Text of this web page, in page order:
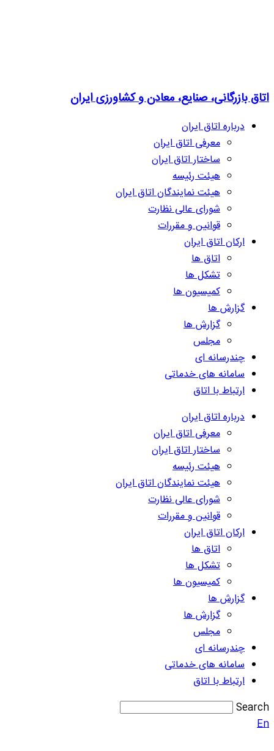
اتاق بازرگانی، صنایع، معادن و کشاورزی ایران
درباره اتاق ایران
معرفی اتاق ایران
ساختار اتاق ایران
هیئت رئیسه
هیئت نمایندگان اتاق ایران
شورای عالی نظارت
قوانین و مقررات
ارکان اتاق ایران
اتاق ها
تشکل ها
کمیسیون ها
گزارش ها
گزارش ها
مجلس
چندرسانه ای
سامانه های خدماتی
ارتباط با اتاق
درباره اتاق ایران
معرفی اتاق ایران
ساختار اتاق ایران
هیئت رئیسه
هیئت نمایندگان اتاق ایران
شورای عالی نظارت
قوانین و مقررات
ارکان اتاق ایران
اتاق ها
تشکل ها
کمیسیون ها
گزارش ها
گزارش ها
مجلس
چندرسانه ای
سامانه های خدماتی
ارتباط با اتاق
Search
En